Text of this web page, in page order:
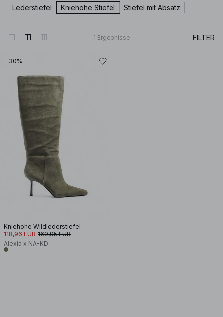
Lederstiefel Kniehohe Stiefel Stiefel mit Absatz
1 Ergebnisse FILTER
-30%
Kniehohe Wildlederstiefel
118,96 EUR 169,95 EUR
Alexia x NA-KD